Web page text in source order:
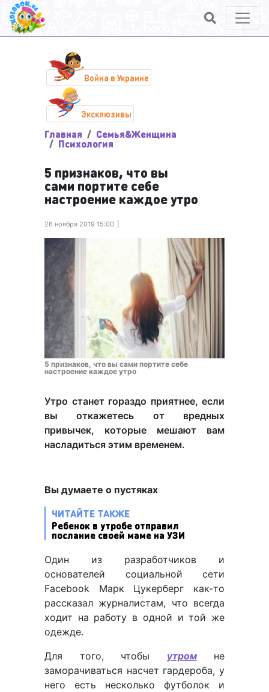
Война в Украине
Эксклюзивы
Главная Семья&Женщина
Психология
5 признаков, что вы
сами портите себе
настроение каждое утро
26 ноября 2019 15:00
5 признаков, что вы сами портите себе
настроение каждое утро
Утро станет гораздо приятнее, если
вы откажетесь от вредных
привычек, которые мешают вам
насладиться этим временем.
Вы думаете о пустяках
ЧИТАЙТЕ ТАКЖЕ
Ребенок в утробе отправил
послание своей маме на УЗИ
Один из разработчиков и
основателей социальной сети
Facebook Марк Цукерберг как-то
рассказал журналистам, что всегда
ходит на работу в одной и той же
одежде.
Для того, чтобы утромне
заморачиваться насчет гардероба, у
него есть несколько футболок и